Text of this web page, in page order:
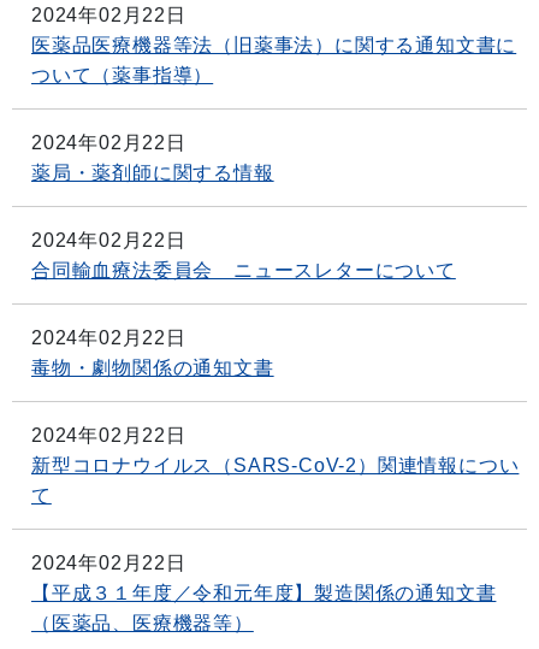
2024年02月22日
医薬品医療機器等法（旧薬事法）に関する通知文書に
ついて（薬事指導）
2024年02月22日
薬局・薬剤師に関する情報
2024年02月22日
合同輸血療法委員会 ニュースレターについて
2024年02月22日
毒物・劇物関係の通知文書
2024年02月22日
新型コロナウイルス（SARS-CoV-2）関連情報につい
て
2024年02月22日
【平成３１年度／令和元年度】製造関係の通知文書
（医薬品、医療機器等）